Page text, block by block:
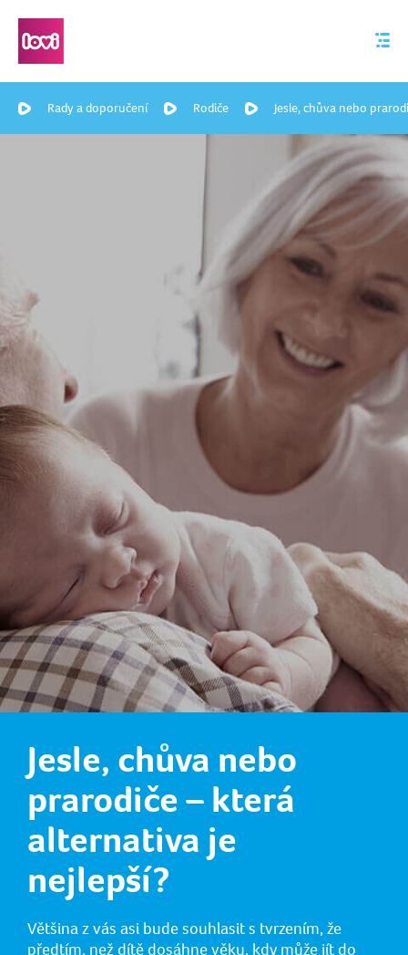
Rady a doporučení Rodiče Jesle, chůva nebo
Jesle, chůva nebo
prarodiče – která
alternativa je
nejlepší?
Většina z vás asi bude souhlasit s tvrzením, že
předtím, než dítě dosáhne věku, kdy může jít do